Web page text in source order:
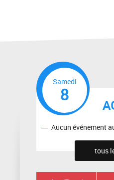
Samedi
8
Aucun événement
tous